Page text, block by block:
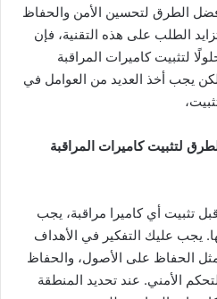
أفضل الطرق لتحسين الأمن والحفاظ
الطلب على هذه التقنية، فإن
لتثبيت كاميرات المراقبة
يجب أخذ العديد من العوامل في
لتثبيت كاميرات المراقبة
قبل تثبيت أي كاميرا مراقبة، يجب
يجب عليك التفكير في الأهداف
مثل الحفاظ على الأصول، والحفاظ
الأمني. عند تحديد المنطقة